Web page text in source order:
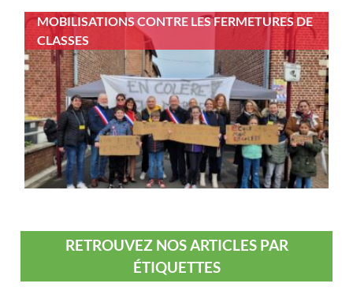
MOBILISATIONS CONTRE LES FERMETURES DE
CLASSES
RETROUVEZ NOS ARTICLES PAR
ÉTIQUETTES